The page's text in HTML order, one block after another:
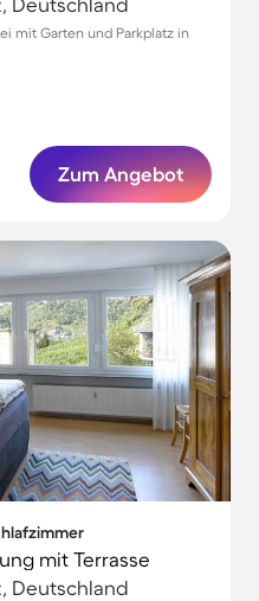
mit Garten und Parkplatz in
Zum Angebot
mit Terrasse
Deutschland